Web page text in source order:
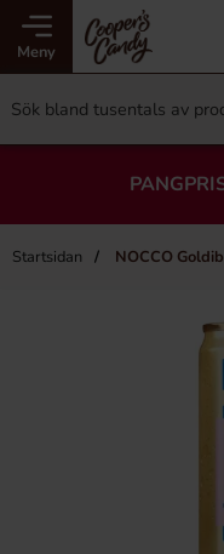
Meny
Startsidan NOCCO